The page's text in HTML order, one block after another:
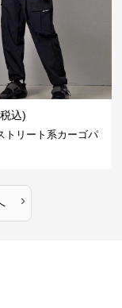
込)
トリート系カーゴパ
›